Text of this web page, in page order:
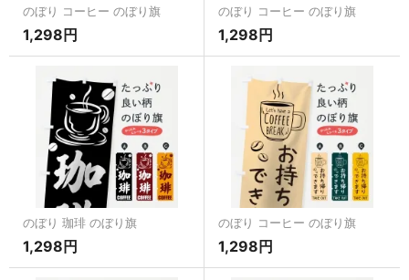
のぼり コーヒー のぼり旗
1,298円
のぼり コーヒー のぼり旗
1,298円
のぼり 珈琲 のぼり旗
1,298円
のぼり コーヒー のぼり旗
1,298円